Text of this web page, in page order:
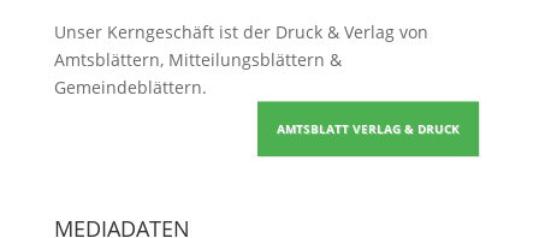
Unser Kerngeschäft ist der Druck & Verlag von
Amtsblättern, Mitteilungsblättern &
Gemeindeblättern.
AMTSBLATT VERLAG & DRUCK
MEDIADATEN